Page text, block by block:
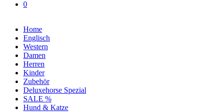
0
Home
Englisch
Western
Damen
Herren
Kinder
Zubehör
Deluxehorse Spezial
SALE %
Hund & Katze